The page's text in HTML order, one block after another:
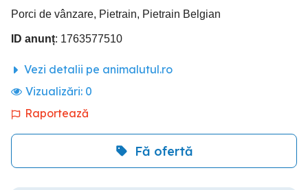
Porci de vânzare, Pietrain, Pietrain Belgian
ID anunț: 1763577510
Vezi detalii pe animalutul.ro
Vizualizări: 0
Raportează
Fă ofertă